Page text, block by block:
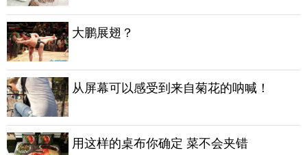
大鹏展翅？
从屏幕可以感受到来自菊花的呐喊！
用这样的桌布你确定 菜不会夹错